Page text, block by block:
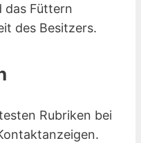
das Füttern
des Besitzers.
Rubriken bei